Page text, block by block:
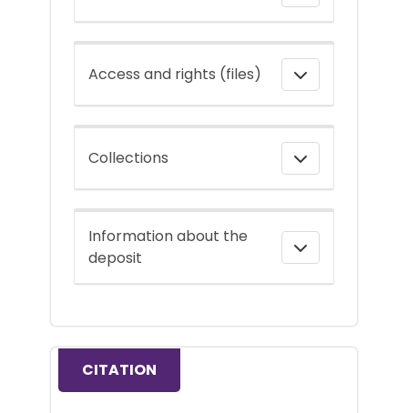
Access and rights (files)
Collections
Information about the
deposit
CITATION